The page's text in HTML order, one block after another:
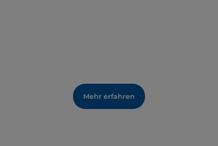
Mehr erfahren